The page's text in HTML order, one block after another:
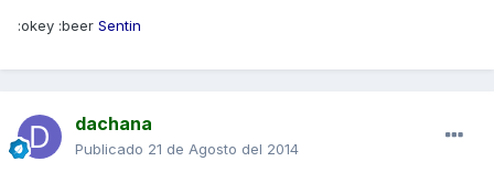
:okey :beer Sentin
dachana
Publicado 21 de Agosto del 2014